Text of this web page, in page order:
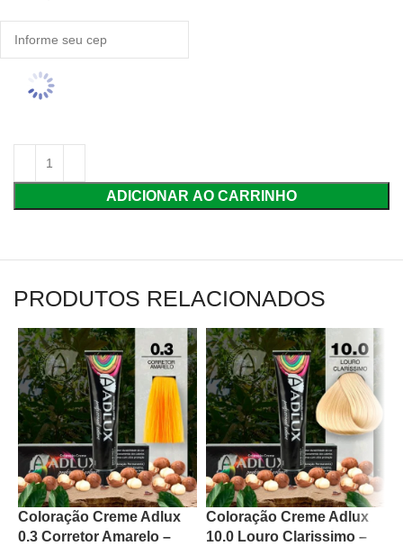
ADICIONAR AO CARRINHO
PRODUTOS RELACIONADOS
Coloração Creme Adlux
0.3 Corretor Amarelo –
Coloração Creme Adlux
10.0 Louro Clarissimo –